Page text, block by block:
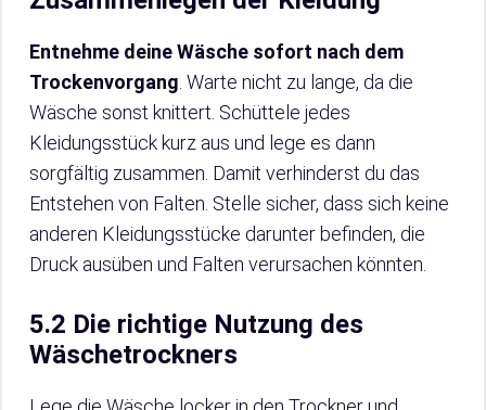
Entnehme deine Wäsche sofort nach dem
Trockenvorgang. Warte nicht zu lange, da die
Wäsche sonst knittert. Schüttele jedes
Kleidungsstück kurz aus und lege es dann
sorgfältig zusammen. Damit verhinderst du das
Entstehen von Falten. Stelle sicher, dass sich keine
anderen Kleidungsstücke darunter befinden, die
Druck ausüben und Falten verursachen könnten.
5.2 Die richtige Nutzung des
Wäschetrockners